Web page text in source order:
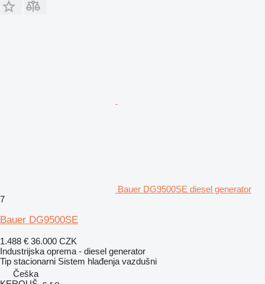
Bauer DG9500SE diesel generator
7
Bauer DG9500SE
1.488 € 36.000 CZK
Industrijska oprema - diesel generator
Tip stacionarni Sistem hlađenja vazdušni
Češka